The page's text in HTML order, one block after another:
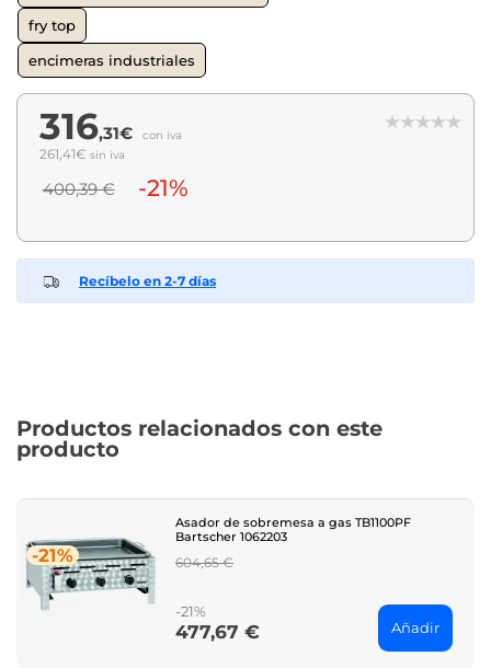
fry top
encimeras industriales
316,31€ con iva
261,41€ sin iva
400,39 € -21%
Recíbelo en 2-7 días
Productos relacionados con este
producto
-21%
Asador de sobremesa a gas TB1100PF
Bartscher 1062203
Regular
604,65 €
-21%
Price
477,67 € Añadir